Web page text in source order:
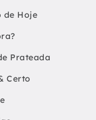
de Hoje
Prateada
Certo